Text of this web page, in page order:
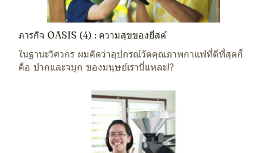
ภารกิจ OASIS (4) : ความสุขของยีสต์
ในฐานะวิศวกร ผมคิดว่าอุปกรณ์วัดคุณภาพกาแฟที่ดีที่สุดก็
คือ ปากและจมูก ของมนุษย์เรานี่แหละ!?